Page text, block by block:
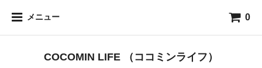
メニュー 0
COCOMIN LIFE （ココミンライフ）